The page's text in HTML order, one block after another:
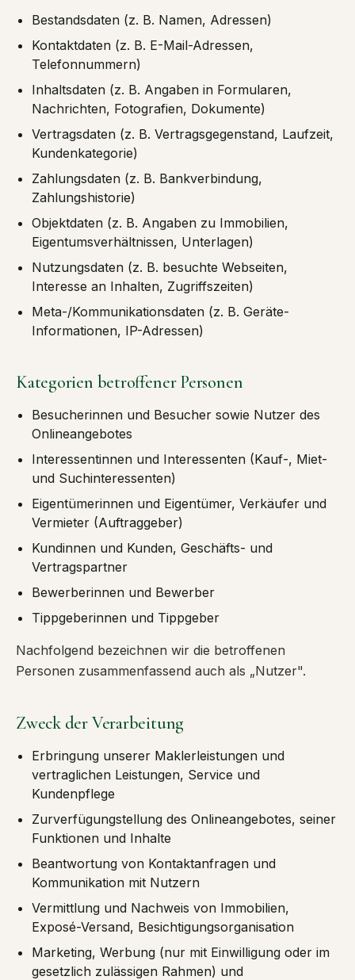
Bestandsdaten (z. B. Namen, Adressen)
Kontaktdaten (z. B. E-Mail-Adressen,
Telefonnummern)
Inhaltsdaten (z. B. Angaben in Formularen,
Nachrichten, Fotografien, Dokumente)
Vertragsdaten (z. B. Vertragsgegenstand, Laufzeit,
Kundenkategorie)
Zahlungsdaten (z. B. Bankverbindung,
Zahlungshistorie)
Objektdaten (z. B. Angaben zu Immobilien,
Eigentumsverhältnissen, Unterlagen)
Nutzungsdaten (z. B. besuchte Webseiten,
Interesse an Inhalten, Zugriffszeiten)
Meta-/Kommunikationsdaten (z. B. Geräte-
Informationen, IP-Adressen)
Kategorien betroffener Personen
Besucherinnen und Besucher sowie Nutzer des
Onlineangebotes
Interessentinnen und Interessenten (Kauf-, Miet-
und Suchinteressenten)
Eigentümerinnen und Eigentümer, Verkäufer und
Vermieter (Auftraggeber)
Kundinnen und Kunden, Geschäfts- und
Vertragspartner
Bewerberinnen und Bewerber
Tippgeberinnen und Tippgeber
Nachfolgend bezeichnen wir die betroffenen
Personen zusammenfassend auch als „Nutzer".
Zweck der Verarbeitung
Erbringung unserer Maklerleistungen und
vertraglichen Leistungen, Service und
Kundenpflege
Zurverfügungstellung des Onlineangebotes, seiner
Funktionen und Inhalte
Beantwortung von Kontaktanfragen und
Kommunikation mit Nutzern
Vermittlung und Nachweis von Immobilien,
Exposé-Versand, Besichtigungsorganisation
Marketing, Werbung (nur mit Einwilligung oder im
gesetzlich zulässigen Rahmen) und